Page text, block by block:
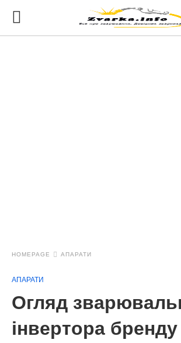
HOMEPAGE АПАРАТИ
АПАРАТИ
Огляд
інвертора